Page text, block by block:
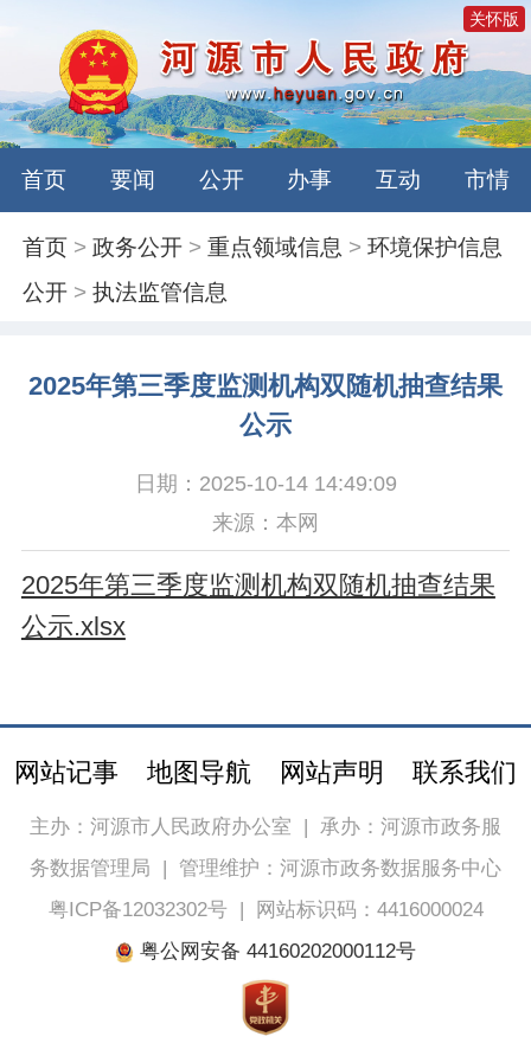
关怀版
首页 要闻 公开 办事 互动 市情
首页 >政务公开 >重点领域信息 >环境保护信息
公开 >执法监管信息
2025年第三季度监测机构双随机抽查结果
公示
日期：2025-10-14 14:49:09
来源：本网
2025年第三季度监测机构双随机抽查结果
公示.xlsx
网站记事 地图导航 网站声明 联系我们
主办：河源市人民政府办公室 | 承办：河源市政务服
务数据管理局 | 管理维护：河源市政务数据服务中心
粤ICP备12032302号|
网站标识码：4416000024
粤公网安备 44160202000112号